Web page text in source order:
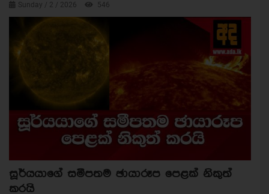
Sunday / 2 / 2026 546
සූර්යයාගේ සමීපතම ඡායාරූප පෙළක් නිකුත්
කරයි